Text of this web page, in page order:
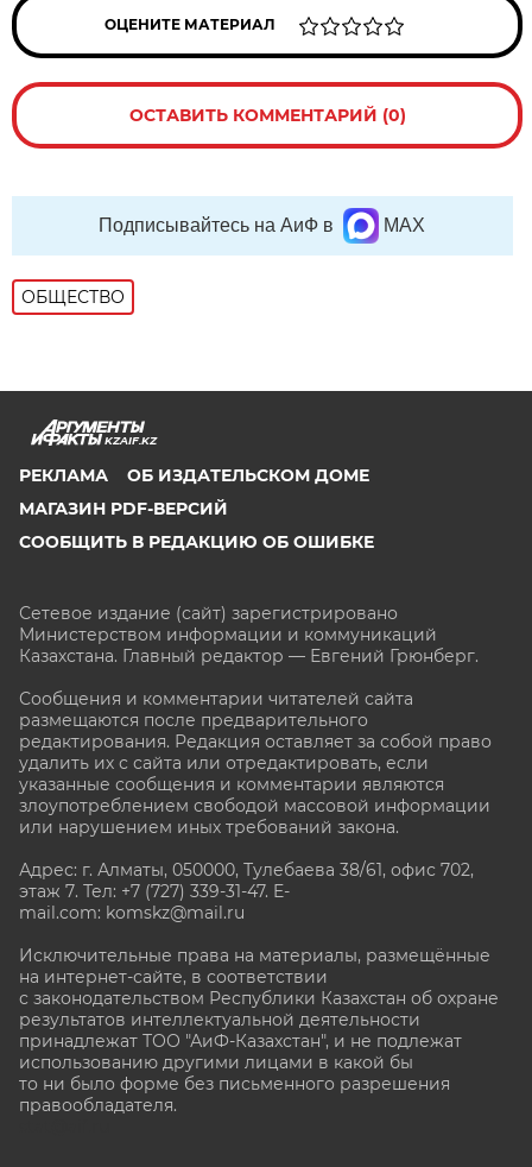
ОЦЕНИТЕ МАТЕРИАЛ
ОСТАВИТЬ КОММЕНТАРИЙ (0)
Подписывайтесь на АиФ в MAX
ОБЩЕСТВО
KZAIF.KZ
РЕКЛАМА
ОБ ИЗДАТЕЛЬСКОМ ДОМЕ
МАГАЗИН PDF-ВЕРСИЙ
СООБЩИТЬ В РЕДАКЦИЮ ОБ ОШИБКЕ
Сетевое издание (сайт) зарегистрировано
Министерством информации и коммуникаций
Казахстана. Главный редактор — Евгений Грюнберг.
Сообщения и комментарии читателей сайта
размещаются после предварительного
редактирования. Редакция оставляет за собой право
удалить их с сайта или отредактировать, если
указанные сообщения и комментарии являются
злоупотреблением свободой массовой информации
или нарушением иных требований закона.
Адрес: г. Алматы, 050000, Тулебаева 38/61, офис 702,
этаж 7. Тел: +7 (727) 339-31-47. E-
mail.com: komskz@mail.ru
Исключительные права на материалы, размещённые
на интернет-сайте, в соответствии
с законодательством Республики Казахстан об охране
результатов интеллектуальной деятельности
принадлежат ТОО "АиФ-Казахстан", и не подлежат
использованию другими лицами в какой бы
то ни было форме без письменного разрешения
правообладателя.